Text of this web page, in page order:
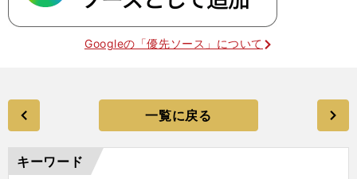
Googleの「優先ソース」について
一覧に戻る
キーワード